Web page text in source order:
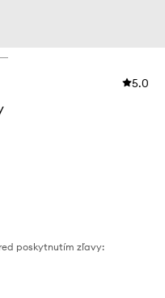
5.0
poskytnutím zľavy: